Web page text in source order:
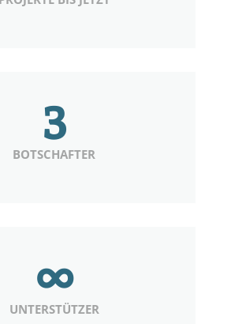
3
BOTSCHAFTER
∞
UNTERSTÜTZER